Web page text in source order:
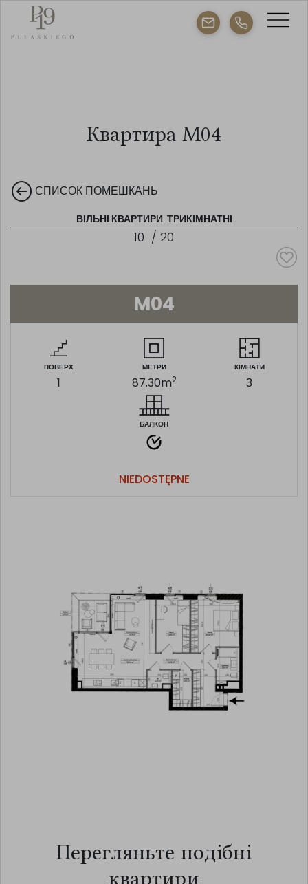
Квартира M04
СПИСОК ПОМЕШКАНЬ
ВІЛЬНІ КВАРТИРИ ТРИКІМНАТНІ
10 / 20
M04
ПОВЕРХ
1
МЕТРИ
87.30m2
КІМНАТИ
3
БАЛКОН
NIEDOSTĘPNE
Перегляньте подібні
квартири